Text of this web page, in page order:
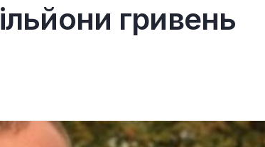
Дати,
Уродженці
гривень